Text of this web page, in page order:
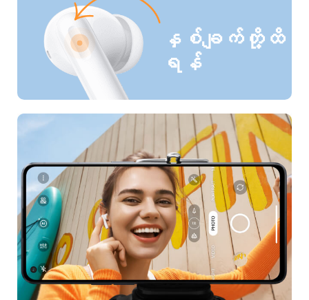
နှစ်ချက်တို့ထိ
ရန်